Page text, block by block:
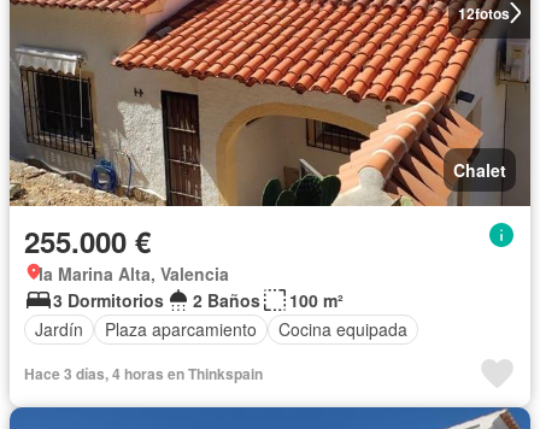
12fotos
Chalet
255.000 €
la Marina Alta, Valencia
3 Dormitorios
2 Baños
100 m²
Jardín
Plaza aparcamiento Cocina equipada
Hace 3 días, 4 horas en Thinkspain